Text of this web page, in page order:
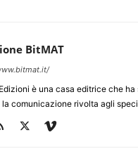
BitMAT
è una casa editrice che
la comunicazione rivolta agli